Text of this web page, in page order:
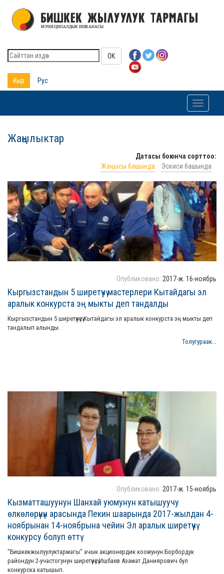
OK
Кыр Рус
Toggle
Жаңылыктар
Датасы боюнча сорттоо:
Жаңысы башында
Эскиси башында
Опубликовано: 2017-ж. 16-ноябрь
Кыргызстандын 5 ширетүүчү мастерлери Кытайдагы эл
аралык конкурста эң мыкты деп тандалды
Кыргызстандын 5 ширетүүчүсү Кытайдагы эл аралык конкурста эң мыкты деп
тандалып алынды.
Толугураак...
Опубликовано: 2017-ж. 15-ноябрь
Кызматташуунун Шанхай уюмунун катышуучу
өлкөлөрүнүн арасында Пекин шаарында 2017-жылдан 4-
ноябрынан 14-ноябрына чейин Эл аралык ширетүүчү
конкурсу болуп өттү
"Бишкекжылуулуктармагы" ачык акционердик коомунун Борбордук
райондун 2-участогунун ширетүүчүсү Ишбаев Азамат Даниярович бул
конкурска катышып.